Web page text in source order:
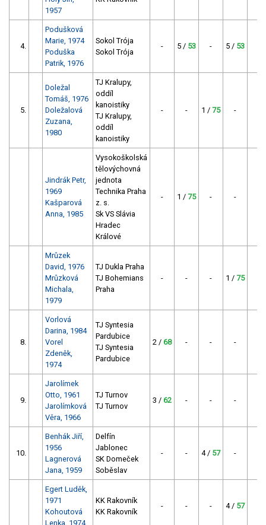
1957
4.
Podušková
Marie, 1974
Poduška
Patrik, 1976
Sokol Trója
Sokol Trója
- 5 / 53 - 5 / 53
5.
Doležal
Tomáš, 1976
Doležalová
Zuzana,
1980
TJ Kralupy,
oddíl
kanoistiky
TJ Kralupy,
oddíl
kanoistiky
- - 1 / 75 -
Jindrák Petr,
1969
Kašparová
Anna, 1985
Vysokoškolská
tělovýchovná
jednota
Technika Praha
z. s.
Sk VS Slávia
Hradec
Králové
- 1 / 75 - -
Mrůzek
David, 1976
Mrůzková
Michala,
1979
TJ Dukla Praha
TJ Bohemians
Praha
- - - 1 / 75
8.
Vorlová
Darina, 1984
Vorel
Zdeněk,
1974
TJ Syntesia
Pardubice
TJ Syntesia
Pardubice
2 / 68 - - -
9.
Jarolímek
Otto, 1961
Jarolímková
Věra, 1966
TJ Turnov
TJ Turnov
3 / 62 - - -
10.
Benhák Jiří,
1956
Lagnerová
Jana, 1959
Delfín
Jablonec
SK Domeček
Soběslav
- - 4 / 57 -
Egert Luděk,
1971
Kohoutová
Lenka, 1974
KK Rakovník
KK Rakovník
- - - 4 / 57